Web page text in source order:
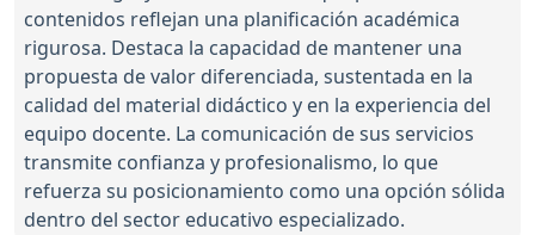
contenidos reflejan una planificación académica
rigurosa. Destaca la capacidad de mantener una
propuesta de valor diferenciada, sustentada en la
calidad del material didáctico y en la experiencia del
equipo docente. La comunicación de sus servicios
transmite confianza y profesionalismo, lo que
refuerza su posicionamiento como una opción sólida
dentro del sector educativo especializado.